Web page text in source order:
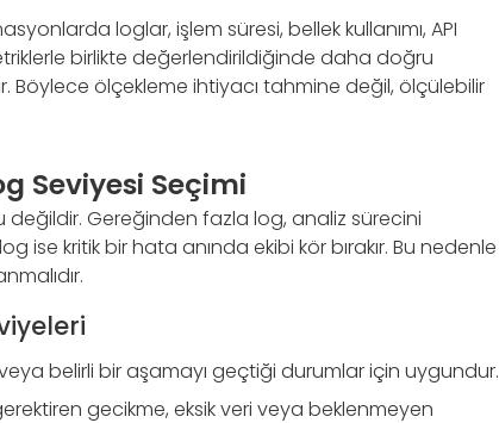
loglar, işlem süresi, bellek kullanımı, API
birlikte değerlendirildiğinde daha doğru
Böylece ölçekleme ihtiyacı tahmine değil, ölçülebilir
Seviyesi Seçimi
değildir. Gereğinden fazla log, analiz sürecini
log ise kritik bir hata anında ekibi kör bırakır. Bu nedenle
belirli bir aşamayı geçtiği durumlar için uygundur.
gecikme, eksik veri veya beklenmeyen